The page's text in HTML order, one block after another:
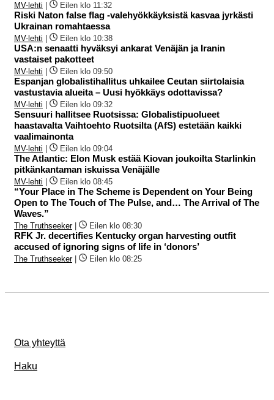
MV-lehti Eilen klo 11:32
Riski Naton false flag -valehyökkäyksistä kasvaa jyrkästi
Ukrainan romahtaessa
MV-lehti Eilen klo 10:38
USA:n senaatti hyväksyi ankarat Venäjän ja Iranin
vastaiset pakotteet
MV-lehti Eilen klo 09:50
Espanjan globalistihallitus uhkailee Ceutan siirtolaisia
vastustavia alueita – Uusi hyökkäys odottavissa?
MV-lehti Eilen klo 09:32
Sensuuri hallitsee Ruotsissa: Globalistipuolueet
haastavalta Vaihtoehto Ruotsilta (AfS) estetään kaikki
vaalimainonta
MV-lehti Eilen klo 09:04
The Atlantic: Elon Musk estää Kiovan joukoilta Starlinkin
pitkänkantaman iskuissa Venäjälle
MV-lehti Eilen klo 08:45
“Your Place in The Scheme is Dependent on Your Being
Open to The Touch of The Pulse, and… The Arrival of The
Waves.”
The Truthseeker| Eilen klo 08:30
RFK Jr. decertifies Kentucky organ harvesting outfit
accused of ignoring signs of life in ‘donors’
The Truthseeker| Eilen klo 08:25
Ota yhteyttä
Haku